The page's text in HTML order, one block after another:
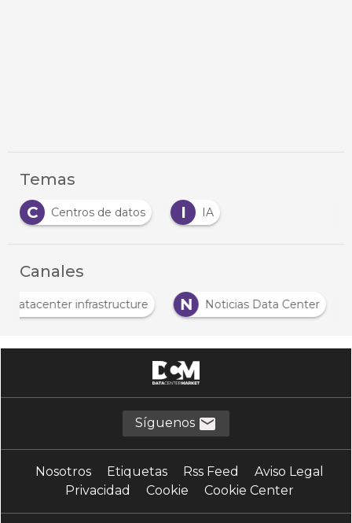
Temas
C
Centros de datos I IA
Canales
D
Datacenter infrastructure N Noticias Data
Síguenos
Nosotros Etiquetas Rss Feed
Aviso Legal
Privacidad
Cookie Cookie Center